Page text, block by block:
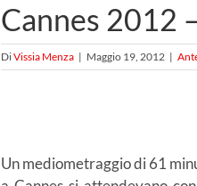
Cannes 2012
DiVissia Menza | Maggio 19, 2012 |
Un mediometraggio di 61